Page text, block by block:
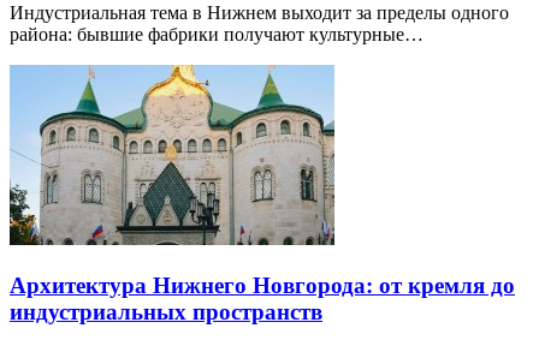
Индустриальная тема в Нижнем выходит за пределы одного
района: бывшие фабрики получают культурные…
Архитектура Нижнего Новгорода: от кремля до
индустриальных пространств